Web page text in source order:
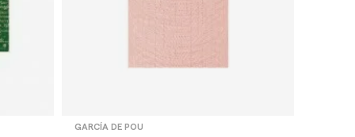
GARCÍA DE POU